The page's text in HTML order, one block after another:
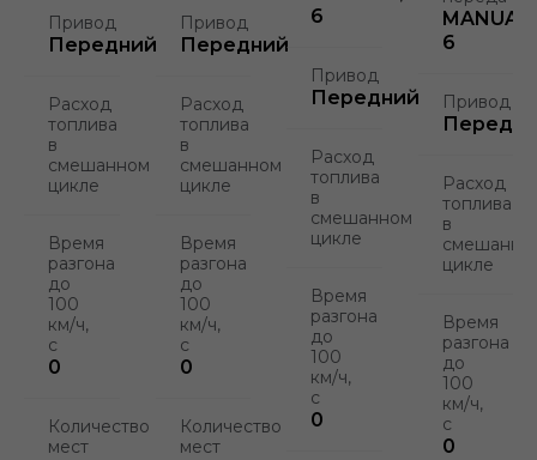
Привод
Передний
Расход
топлива
в
смешанном
цикле
Время
разгона
до
100
км/ч,
с
0
Количество
мест
Привод
Передний
Расход
топлива
в
смешанном
цикле
Время
разгона
до
100
км/ч,
с
0
Количество
мест
6
Привод
Передний
Расход
топлива
в
смешанном
цикле
Время
разгона
до
100
км/ч,
с
0
MANUAL,
6
Привод
Расход
топлива
в
цикле
Время
разгона
до
100
км/ч,
с
0